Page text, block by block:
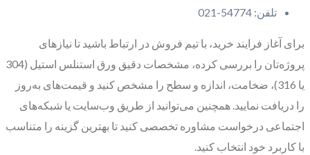
تلفن: 54774-021
برای آغاز فرایند خرید، با تیم فروش در ارتباط باشید تا نیازهای
پروژه‌تان را بررسی کرده، مشخصات دقیق ورق استنلس استیل (304
یا 316)، ضخامت، اندازه و سطح را مشخص کنید و قیمت‌های به‌روز
را دریافت نمایید. همچنین می‌توانید از طریق وب‌سایت یا شبکه‌های
اجتماعی درخواست مشاوره تخصصی کنید تا بهترین گزینه را متناسب
با کاربرد خود انتخاب کنید.